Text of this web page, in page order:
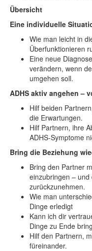
Übersicht
Eine individuelle
Wie man leicht in
Überfunktionieren
Eine neue
verändern, wenn
umgehen soll.
ADHS aktiv angehen –
Hilf beiden
die Erwartungen.
Hilf Partnern, ihre
ADHS-Symptome
Bring die Beziehung
Bring den Partner
einzubringen – und
zurückzunehmen.
Wie man
Dinge erledigt
Kann ich dir
Dinge zu Ende
Hilf den Partnern,
füreinander.